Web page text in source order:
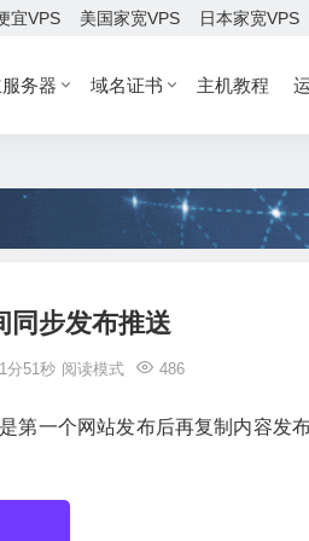
宜VPS 美国家宽VPS 日本家宽VPS
务器 域名证书 主机教程
同步发布推送
486
分51秒 阅读模式
第一个网站发布后再复制内容发